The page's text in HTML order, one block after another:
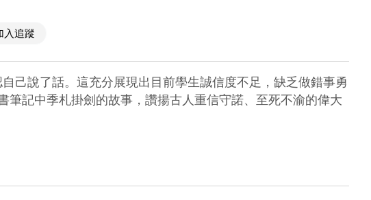
入追蹤
己說了話。這充分展現出目前學生誠信度不足，缺乏做錯事勇
記中季札掛劍的故事，讚揚古人重信守諾、至死不渝的偉大